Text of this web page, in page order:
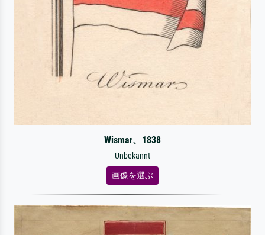
Wismar、1838
Unbekannt
画像を選ぶ